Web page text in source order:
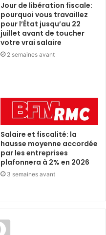
Jour de libération fiscale:
pourquoi vous travaillez
pour l’État jusqu’au 22
juillet avant de toucher
votre vrai salaire
2 semaines avant
Salaire et fiscalité: la
hausse moyenne accordée
par les entreprises
plafonnera à 2% en 2026
3 semaines avant